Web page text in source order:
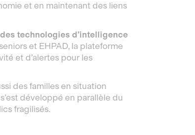
et en maintenant des liens
technologies d’intelligence
et EHPAD, la plateforme
et d’alertes pour les
des familles en situation
développé en parallèle du
fragilisés.